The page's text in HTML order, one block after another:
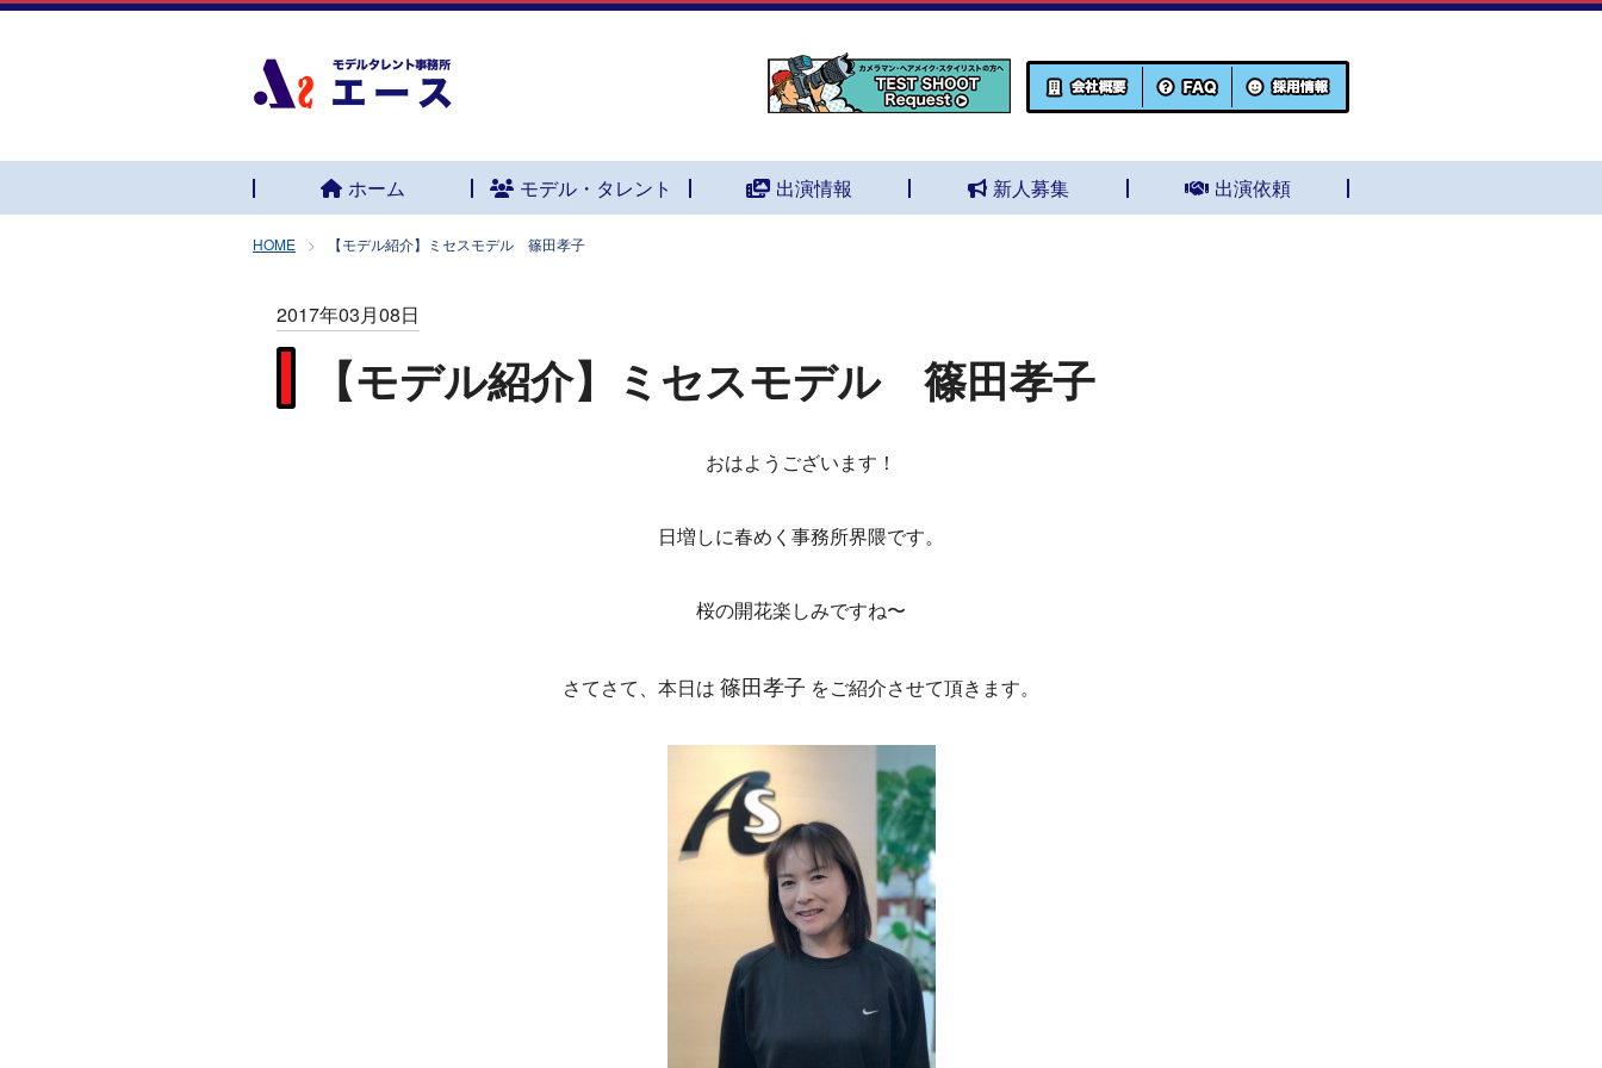
ホーム モデル・タレント 出演情報 新人募集 出演依頼
HOME 【モデル紹介】ミセスモデル 篠田孝子
2017年03月08日
【モデル紹介】ミセスモデル 篠田孝子
おはようございます！
日増しに春めく事務所界隈です。
桜の開花楽しみですね〜
さてさて、本日は 篠田孝子 をご紹介させて頂きます。